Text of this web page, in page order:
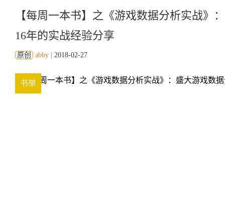
【每周一本书】之《游戏数据分析实战》
16年的实战经验分享
原创 abby 2018-02-27
书单